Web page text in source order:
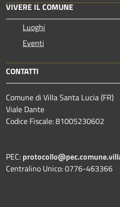
VIVERE IL COMUNE
Luoghi
Eventi
CONTATTI
Comune di Villa Santa Lucia (FR)
Viale Dante
Codice Fiscale: 81005230602
PEC:
Centralino Unico: 0776-463366